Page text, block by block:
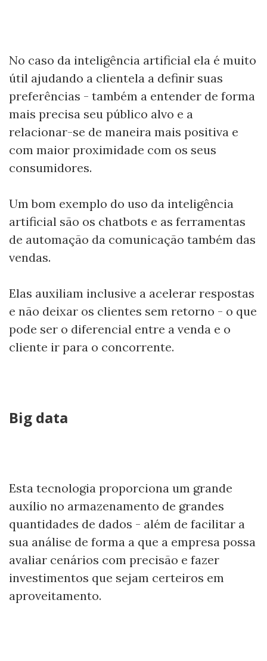
No caso da inteligência artificial ela é muito
útil ajudando a clientela a definir suas
preferências - também a entender de forma
mais precisa seu público alvo e a
relacionar-se de maneira mais positiva e
com maior proximidade com os seus
consumidores.
Um bom exemplo do uso da inteligência
artificial são os chatbots e as ferramentas
de automação da comunicação também das
vendas.
Elas auxiliam inclusive a acelerar respostas
e não deixar os clientes sem retorno - o que
pode ser o diferencial entre a venda e o
cliente ir para o concorrente.
Big data
Esta tecnologia proporciona um grande
auxílio no armazenamento de grandes
quantidades de dados - além de facilitar a
sua análise de forma a que a empresa possa
avaliar cenários com precisão e fazer
investimentos que sejam certeiros em
aproveitamento.